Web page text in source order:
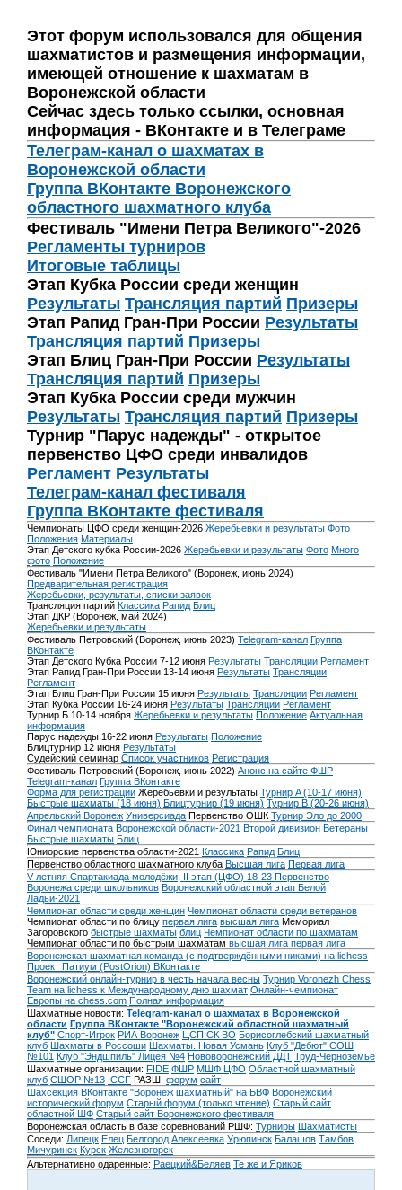
Этот форум использовался для общения
шахматистов и размещения информации,
имеющей отношение к шахматам в
Воронежской области
Сейчас здесь только ссылки, основная
информация - ВКонтакте и в Телеграме
Телеграм-канал о шахматах в
Воронежской области
Группа ВКонтакте Воронежского
областного шахматного клуба
Фестиваль "Имени Петра Великого"-2026
Регламенты турниров
Итоговые таблицы
Этап Кубка России среди женщин
Результаты Трансляция партий Призеры
Этап Рапид Гран-При России Результаты
Трансляция партий Призеры
Этап Блиц Гран-При России Результаты
Трансляция партий Призеры
Этап Кубка России среди мужчин
Результаты Трансляция партий Призеры
Турнир "Парус надежды" - открытое
первенство ЦФО среди инвалидов
Регламент Результаты
Телеграм-канал фестиваля
Группа ВКонтакте фестиваля
Чемпионаты ЦФО среди женщин-2026 Жеребьевки и результаты Фото
Положения Материалы
Этап Детского кубка России-2026 Жеребьевки и результаты Фото Много
фото Положение
Фестиваль "Имени Петра Великого" (Воронеж, июнь 2024)
Предварительная регистрация
Жеребьевки, результаты, списки заявок
Трансляция партий Классика Рапид Блиц
Этап ДКР (Воронеж, май 2024)
Жеребьевки и результаты
Фестиваль Петровский (Воронеж, июнь 2023) Telegram-канал Группа
ВКонтакте
Этап Детского Кубка России 7-12 июня Результаты Трансляции Регламент
Этап Рапид Гран-При России 13-14 июня Результаты Трансляции
Регламент
Этап Блиц Гран-При России 15 июня Результаты Трансляции Регламент
Этап Кубка России 16-24 июня Результаты Трансляции Регламент
Турнир Б 10-14 ноября Жеребьевки и результаты Положение Актуальная
информация
Парус надежды 16-22 июня Результаты Положение
Блицтурнир 12 июня Результаты
Судейский семинар Список участников Регистрация
Фестиваль Петровский (Воронеж, июнь 2022) Анонс на сайте ФШР
Telegram-канал Группа ВКонтакте
Форма для регистрации Жеребьевки и результаты Турнир A (10-17 июня)
Быстрые шахматы (18 июня) Блицтурнир (19 июня) Турнир B (20-26 июня)
Апрельский Воронеж Универсиада Первенство ОШК Турнир Эло до 2000
Финал чемпионата Воронежской области-2021 Второй дивизион Ветераны
Быстрые шахматы Блиц
Юниорские первенства области-2021 Классика Рапид Блиц
Первенство областного шахматного клуба Высшая лига Первая лига
V летняя Спартакиада молодёжи, II этап (ЦФО) 18-23 Первенство
Воронежа среди школьников Воронежский областной этап Белой
Ладьи-2021
Чемпионат области среди женщин Чемпионат области среди ветеранов
Чемпионат области по блицу первая лига высшая лига Мемориал
Загоровского быстрые шахматы блиц Чемпионат области по шахматам
Чемпионат области по быстрым шахматам высшая лига первая лига
Воронежская шахматная команда (с подтверждёнными никами) на lichess
Проект Патиум (PostOrion) ВКонтакте
Воронежский онлайн-турнир в честь начала весны Турнир Voronezh Chess
Team на lichess к Международному дню шахмат Онлайн-чемпионат
Европы на chess.com Полная информация
Шахматные новости: Telegram-канал о шахматах в Воронежской
области Группа ВКонтакте "Воронежский областной шахматный
клуб" Спорт-Игрок РИА Воронеж ЦСП СК ВО Борисоглебский шахматный
клуб Шахматы в Россоши Шахматы. Новая Усмань Клуб "Дебют" СОШ
№101 Клуб "Эндшпиль" Лицея №4 Нововоронежский ДДТ Труд-Черноземье
Шахматные организации: FIDE ФШР МШФ ЦФО Областной шахматный
клуб СШОР №13 ICCF РАЗШ: форум сайт
Шахсекция ВКонтакте "Воронеж шахматный" на БВФ Воронежский
исторический форум Cтарый форум (только чтение) Старый сайт
областной ШФ Старый сайт Воронежского фестиваля
Воронежская область в базе соревнований РШФ: Турниры Шахматисты
Соседи: Липецк Елец Белгород Алексеевка Урюпинск Балашов Тамбов
Мичуринск Курск Железногорск
Альтернативно одаренные: Раецкий&Беляев Те же и Яриков